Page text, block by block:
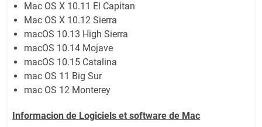
Mac OS X 10.11 El Capitan
Mac OS X 10.12 Sierra
macOS 10.13 High Sierra
macOS 10.14 Mojave
macOS 10.15 Catalina
mac OS 11 Big Sur
mac OS 12 Monterey
Informacion de Logiciels et software de Mac